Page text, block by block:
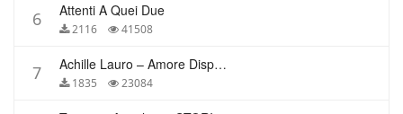
6 Attenti A Quei Due
2116 41508
7 Achille Lauro – Amore Disperato
1835 23084